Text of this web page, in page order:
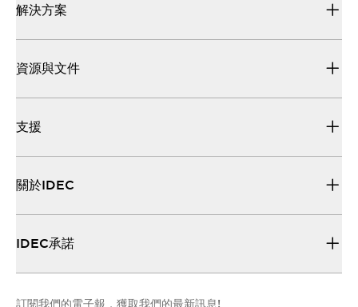
解決方案
資源與文件
支援
關於IDEC
IDEC承諾
訂閱我們的電子報，獲取我們的最新訊息!